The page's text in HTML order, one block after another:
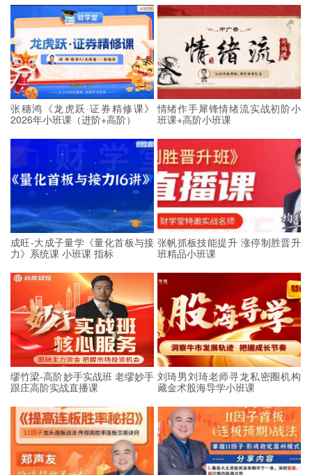
张穗鸿《龙虎跃·证券精修课》
2026年小班课（进阶+高阶）
情绪作手犀锋情绪流实战初阶小
班课+高阶小班课
成旺-大成子量学《量化首板与接
力》系统课 小班课 指标
张帆抓板技能提升 涨停制胜晋升
班精品小班课
缪竹梁-高阶妙手实战班 老缪妙手
跟庄高阶实战直播课
刘琦男刘琦老师寻龙私密圈机构
藏金术股海导学小班课